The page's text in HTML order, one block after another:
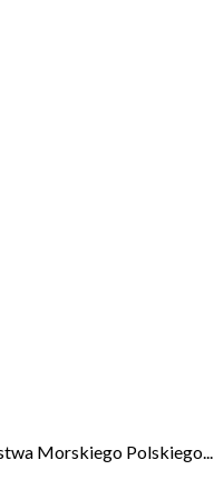
Morskiego Polskiego...